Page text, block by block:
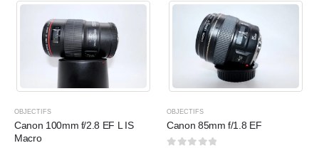
OBJECTIFS
Canon 100mm f/2.8 EF L IS
Macro
OBJECTIFS
Canon 85mm f/1.8 EF